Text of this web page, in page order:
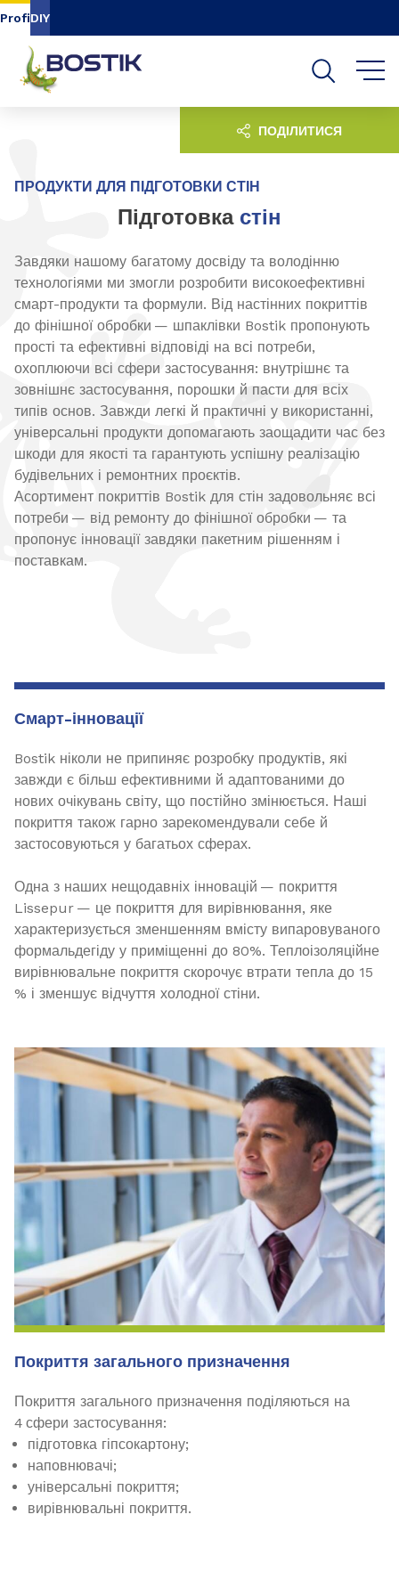
Go to content
ProfiDIY
ПРОДУКТИ ДЛЯ ПІДГОТОВКИ СТІН
Підготовка стін
Завдяки нашому багатому досвіду та володінню
технологіями ми змогли розробити високоефективні
смарт-продукти та формули. Від настінних покриттів
до фінішної обробки — шпаклівки Bostik пропонують
прості та ефективні відповіді на всі потреби,
охоплюючи всі сфери застосування: внутрішнє та
зовнішнє застосування, порошки й пасти для всіх
типів основ. Завжди легкі й практичні у використанні,
універсальні продукти допомагають заощадити час без
шкоди для якості та гарантують успішну реалізацію
будівельних і ремонтних проєктів.
Асортимент покриттів Bostik для стін задовольняє всі
потреби — від ремонту до фінішної обробки — та
пропонує інновації завдяки пакетним рішенням і
поставкам.
ПОДІЛИТИСЯ
Смарт-інновації
Bostik ніколи не припиняє розробку продуктів, які
завжди є більш ефективними й адаптованими до
нових очікувань світу, що постійно змінюється. Наші
покриття також гарно зарекомендували себе й
застосовуються у багатьох сферах.
Одна з наших нещодавніх інновацій — покриття
Lissepur — це покриття для вирівнювання, яке
характеризується зменшенням вмісту випаровуваного
формальдегіду у приміщенні до 80%. Теплоізоляційне
вирівнювальне покриття скорочує втрати тепла до 15
% і зменшує відчуття холодної стіни.
Покриття загального призначення
Покриття загального призначення поділяються на
4 сфери застосування:
підготовка гіпсокартону;
наповнювачі;
універсальні покриття;
вирівнювальні покриття.